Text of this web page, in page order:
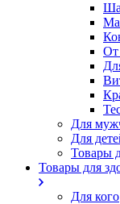
От
Для
Для
Товары
Товары для
Для кого